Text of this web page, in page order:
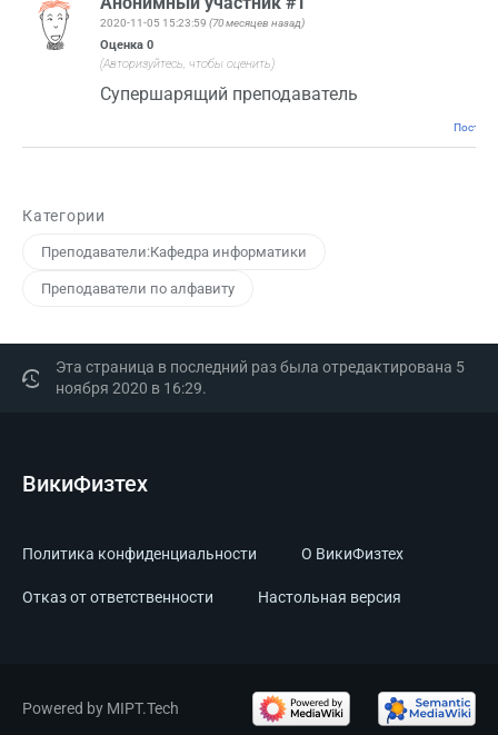
2020-11-05 15:23:59 (70 месяцев назад)
Оценка 0
(Авторизуйтесь, чтобы оценить)
Супершарящий преподаватель
Категории
Преподаватели:Кафедра информатики
Преподаватели по алфавиту
Эта страница в последний раз была отредактирована 5
ноября 2020 в 16:29.
ВикиФизтех
Политика конфиденциальности О ВикиФизтех
Отказ от ответственности Настольная версия
Powered by MIPT.Tech